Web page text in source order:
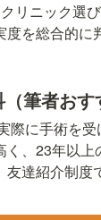
リニック選
度を総合的に
筆者おす
際に手術を
く、23年以
友達紹介制度